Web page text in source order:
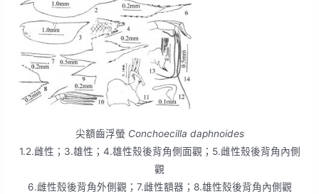
尖額齒浮螢 Conchoecilla daphnoides
1.2.雌性；3.雄性；4.雄性殼後背角側面觀；5.雌性殼後背角內側
觀
6.雌性殼後背角外側觀；7.雌性額器；8.雄性殼後背角內側觀